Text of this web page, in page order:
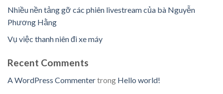
Nhiều nền tảng gỡ các phiên livestream của bà Nguyễn
Phương Hằng
Vụ việc thanh niên đi xe máy
Recent Comments
A WordPress Commentertrong Hello world!